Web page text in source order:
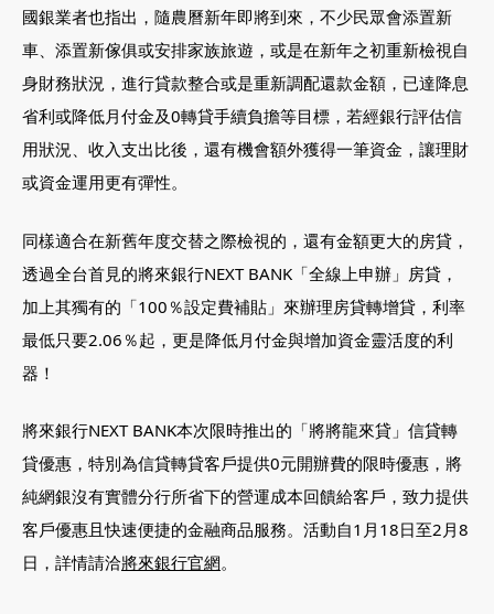
國銀業者也指出，隨農曆新年即將到來，不少民眾會添置新
車、添置新傢俱或安排家族旅遊，或是在新年之初重新檢視自
身財務狀況，進行貸款整合或是重新調配還款金額，已達降息
省利或降低月付金及0轉貸手續負擔等目標，若經銀行評估信
用狀況、收入支出比後，還有機會額外獲得一筆資金，讓理財
或資金運用更有彈性。
同樣適合在新舊年度交替之際檢視的，還有金額更大的房貸，
透過全台首見的將來銀行NEXT BANK「全線上申辦」房貸，
加上其獨有的「100％設定費補貼」來辦理房貸轉增貸，利率
最低只要2.06％起，更是降低月付金與增加資金靈活度的利
器！
將來銀行NEXT BANK本次限時推出的「將將龍來貸」信貸轉
貸優惠，特別為信貸轉貸客戶提供0元開辦費的限時優惠，將
純網銀沒有實體分行所省下的營運成本回饋給客戶，致力提供
客戶優惠且快速便捷的金融商品服務。活動自1月18日至2月8
日，詳情請洽將來銀行官網。